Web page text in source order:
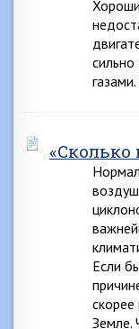
«Сколько
Если
скорее
Земле.